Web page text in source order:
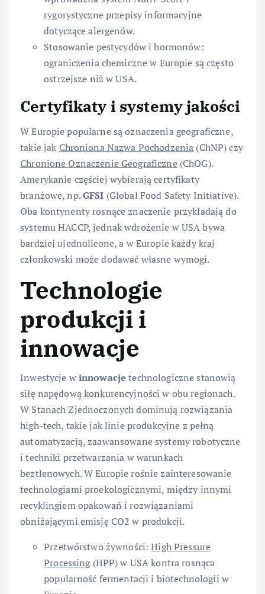
rygorystyczne przepisy informacyjne
dotyczące alergenów.
Stosowanie pestycydów i hormonów:
ograniczenia chemiczne w Europie są często
ostrzejsze niż w USA.
Certyfikaty i systemy jakości
W Europie popularne są oznaczenia geograficzne,
takie jak Chroniona Nazwa Pochodzenia (ChNP) czy
Chronione Oznaczenie Geograficzne(ChOG).
Amerykanie częściej wybierają certyfikaty
branżowe, np.GFSI (Global Food Safety Initiative).
Oba kontynenty rosnące znaczenie przykładają do
systemu HACCP, jednak wdrożenie w USA bywa
bardziej ujednolicone, a w Europie każdy kraj
członkowski może dodawać własne wymogi.
Technologie
produkcji i
innowacje
Inwestycje winnowacje technologiczne stanowią
siłę napędową konkurencyjności w obu regionach.
W Stanach Zjednoczonych dominują rozwiązania
high-tech, takie jak linie produkcyjne z pełną
automatyzacją, zaawansowane systemy robotyczne
i techniki przetwarzania w warunkach
beztlenowych. W Europie rośnie zainteresowanie
technologiami proekologicznymi, między innymi
recyklingiem opakowań i rozwiązaniami
obniżającymi emisję CO2 w produkcji.
Przetwórstwo żywności:High Pressure
Processing(HPP) w USA kontra rosnąca
popularność fermentacji i biotechnologii w